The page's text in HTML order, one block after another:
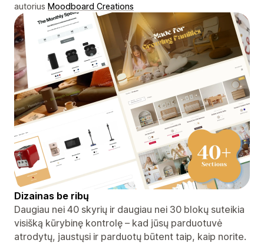
autorius Moodboard Creations
Dizainas be ribų
Daugiau nei 40 skyrių ir daugiau nei 30 blokų suteikia
visišką kūrybinę kontrolę – kad jūsų parduotuvė
atrodytų, jaustųsi ir parduotų būtent taip, kaip norite.